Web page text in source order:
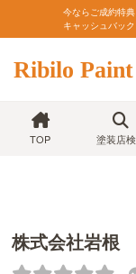
今ならご成約特典
キャッシュバック
Ribilo Paint
TOP 塗装店
株式会社岩根